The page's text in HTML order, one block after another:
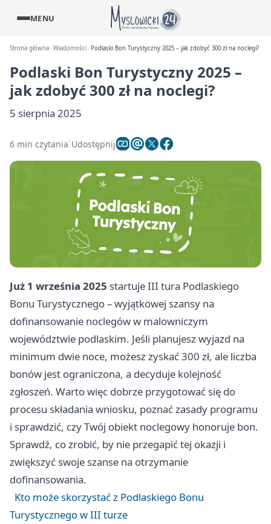
MENU
Strona główna Wiadomości Podlaski Bon Turystyczny 2025 – jak zdobyć 300 zł na noclegi?
Podlaski Bon Turystyczny 2025 –
jak zdobyć 300 zł na noclegi?
5 sierpnia 2025
6 min czytania Udostępnij
Już 1 września 2025 startuje III tura Podlaskiego
Bonu Turystycznego – wyjątkowej szansy na
dofinansowanie noclegów w malowniczym
województwie podlaskim. Jeśli planujesz wyjazd na
minimum dwie noce, możesz zyskać 300 zł, ale liczba
bonów jest ograniczona, a decyduje kolejność
zgłoszeń. Warto więc dobrze przygotować się do
procesu składania wniosku, poznać zasady programu
i sprawdzić, czy Twój obiekt noclegowy honoruje bon.
Sprawdź, co zrobić, by nie przegapić tej okazji i
zwiększyć swoje szanse na otrzymanie
dofinansowania.
Kto może skorzystać z Podlaskiego Bonu
Turystycznego w III turze